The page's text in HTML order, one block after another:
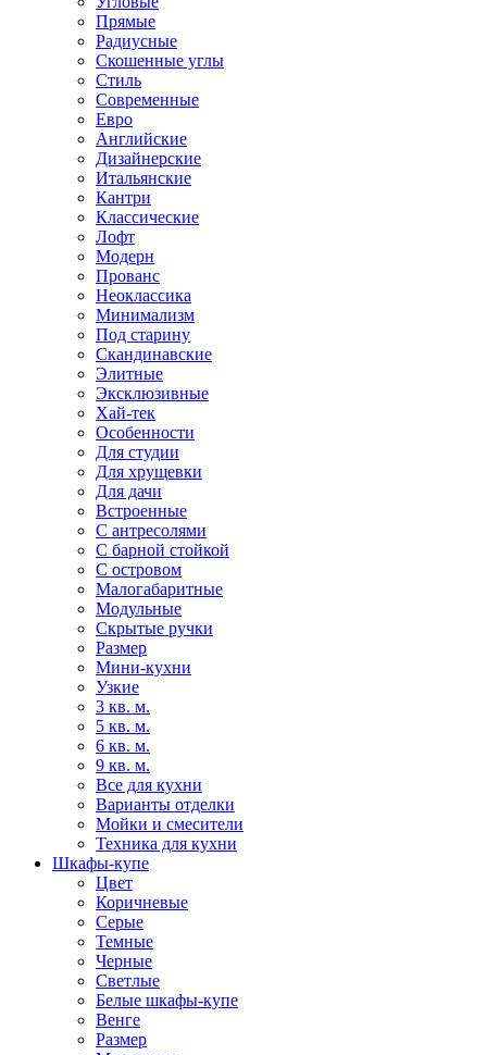
Прямые
Радиусные
Скошенные углы
Стиль
Современные
Евро
Английские
Дизайнерские
Итальянские
Кантри
Классические
Лофт
Модерн
Прованс
Неоклассика
Минимализм
Под старину
Скандинавские
Элитные
Эксклюзивные
Хай-тек
Особенности
Для студии
Для хрущевки
Для дачи
Встроенные
С антресолями
С барной стойкой
С островом
Малогабаритные
Модульные
Скрытые ручки
Размер
Мини-кухни
Узкие
3 кв. м.
5 кв. м.
6 кв. м.
9 кв. м.
Все для кухни
Варианты отделки
Мойки и смесители
Техника для кухни
Шкафы-купе
Цвет
Коричневые
Серые
Темные
Черные
Светлые
Белые шкафы-купе
Венге
Размер